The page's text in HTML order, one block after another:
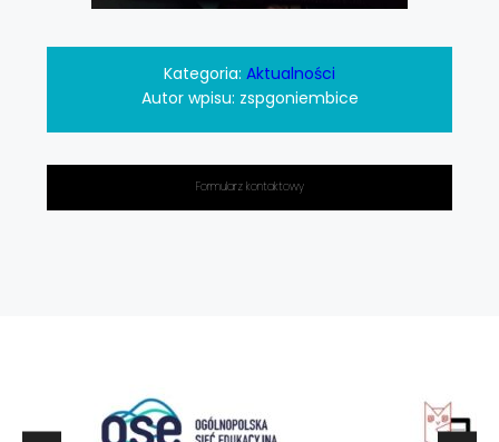
Kategoria: Aktualności
Autor wpisu: zspgoniembice
Formularz kontaktowy